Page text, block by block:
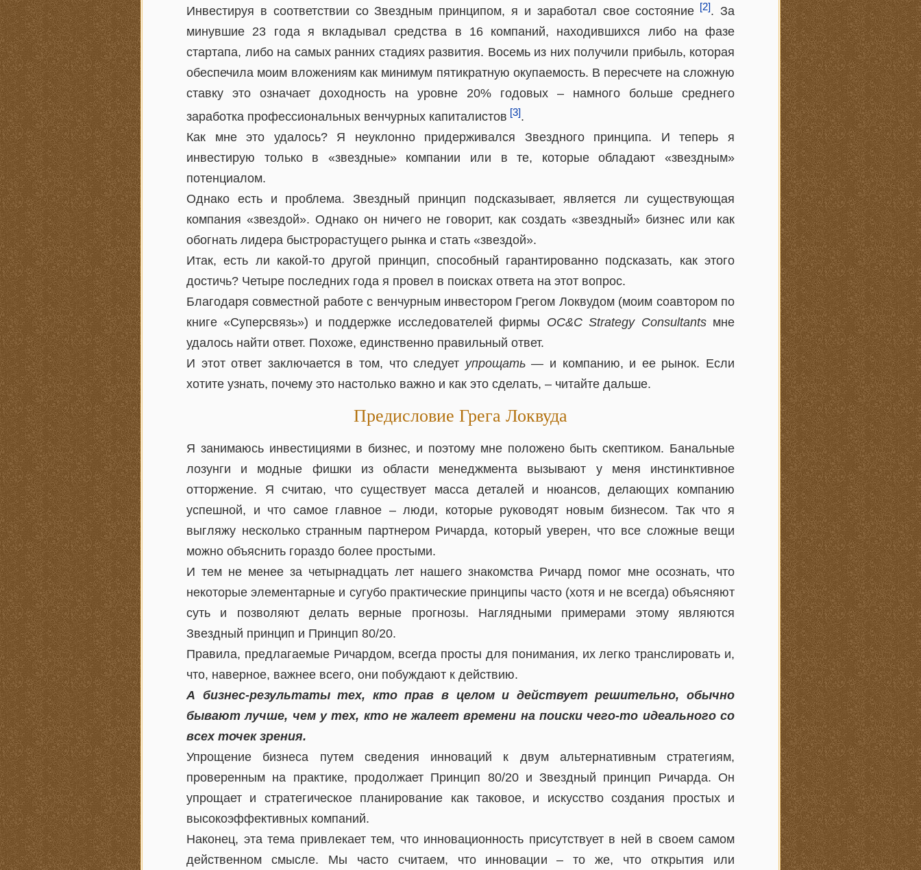
Инвестируя в соответствии со Звездным принципом, я и заработал свое состояние [2]. За
минувшие 23 года я вкладывал средства в 16 компаний, находившихся либо на фазе
стартапа, либо на самых ранних стадиях развития. Восемь из них получили прибыль, которая
обеспечила моим вложениям как минимум пятикратную окупаемость. В пересчете на сложную
ставку это означает доходность на уровне 20% годовых – намного больше среднего
заработка профессиональных венчурных капиталистов [3].
Как мне это удалось? Я неуклонно придерживался Звездного принципа. И теперь я
инвестирую только в «звездные» компании или в те, которые обладают «звездным»
потенциалом.
Однако есть и проблема. Звездный принцип подсказывает, является ли существующая
компания «звездой». Однако он ничего не говорит, как создать «звездный» бизнес или как
обогнать лидера быстрорастущего рынка и стать «звездой».
Итак, есть ли какой-то другой принцип, способный гарантированно подсказать, как этого
достичь? Четыре последних года я провел в поисках ответа на этот вопрос.
Благодаря совместной работе с венчурным инвестором Грегом Локвудом (моим соавтором по
книге «Суперсвязь») и поддержке исследователей фирмы OC&C Strategy Consultantsмне
удалось найти ответ. Похоже, единственно правильный ответ.
И этот ответ заключается в том, что следует упрощать — и компанию, и ее рынок. Если
хотите узнать, почему это настолько важно и как это сделать, – читайте дальше.
Предисловие Грега Локвуда
Я занимаюсь инвестициями в бизнес, и поэтому мне положено быть скептиком. Банальные
лозунги и модные фишки из области менеджмента вызывают у меня инстинктивное
отторжение. Я считаю, что существует масса деталей и нюансов, делающих компанию
успешной, и что самое главное – люди, которые руководят новым бизнесом. Так что я
выгляжу несколько странным партнером Ричарда, который уверен, что все сложные вещи
можно объяснить гораздо более простыми.
И тем не менее за четырнадцать лет нашего знакомства Ричард помог мне осознать, что
некоторые элементарные и сугубо практические принципы часто (хотя и не всегда) объясняют
суть и позволяют делать верные прогнозы. Наглядными примерами этому являются
Звездный принцип и Принцип 80/20.
Правила, предлагаемые Ричардом, всегда просты для понимания, их легко транслировать и,
что, наверное, важнее всего, они побуждают к действию.
А бизнес-результаты тех, кто прав в целом и действует решительно, обычно
бывают лучше, чем у тех, кто не жалеет времени на поиски чего-то идеального со
всех точек зрения.
Упрощение бизнеса путем сведения инноваций к двум альтернативным стратегиям,
проверенным на практике, продолжает Принцип 80/20 и Звездный принцип Ричарда. Он
упрощает и стратегическое планирование как таковое, и искусство создания простых и
высокоэффективных компаний.
Наконец, эта тема привлекает тем, что инновационность присутствует в ней в своем самом
действенном смысле. Мы часто считаем, что инновации – то же, что открытия или